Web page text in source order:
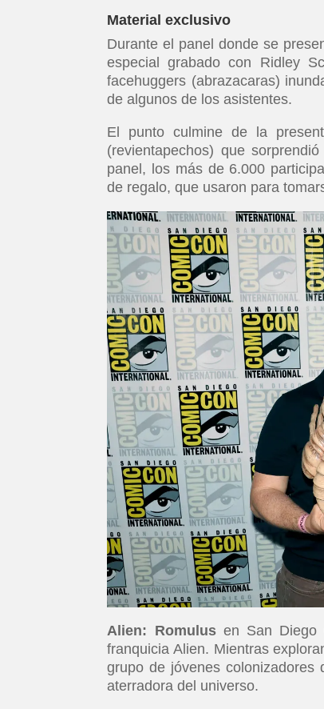
Material exclusivo
Durante el panel donde se
especial grabado con Ridley
facehuggers (abrazacaras)
de algunos de los asistentes.
El punto culmine de la
(revientapechos) que
panel, los más de 6.000
de regalo, que usaron para
Alien: Romulus en San Diego
franquicia Alien. Mientras
grupo de jóvenes
aterradora del universo.